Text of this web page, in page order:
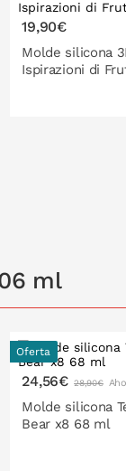
19,90€
Molde silicona
Ispirazioni di
ml
Oferta
24,56€ 28,90€
Molde silicona
Bear x8 68 ml